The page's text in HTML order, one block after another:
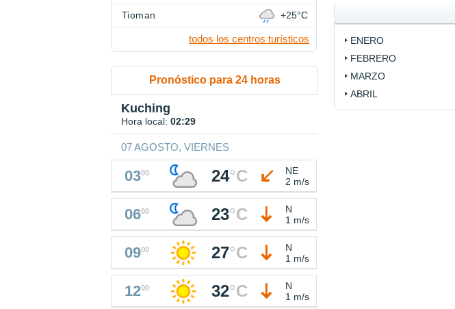
ENERO
FEBRERO
MARZO
ABRIL
Tioman +25°C
todos los centros turísticos
Pronóstico para 24 horas
Kuching
Hora local: 02:29
07 AGOSTO, VIERNES
0300 24°C
NE
2 m/s
0600 23°C
N
1 m/s
0900 27°C
N
1 m/s
1200 32°C
N
1 m/s